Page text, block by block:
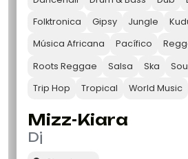
Folktronica
Gipsy Jungle
Música Africana
Pacífico
Roots Reggae
Salsa Ska
Trip Hop
Tropical World Music
Mizz-Kiara
Dj